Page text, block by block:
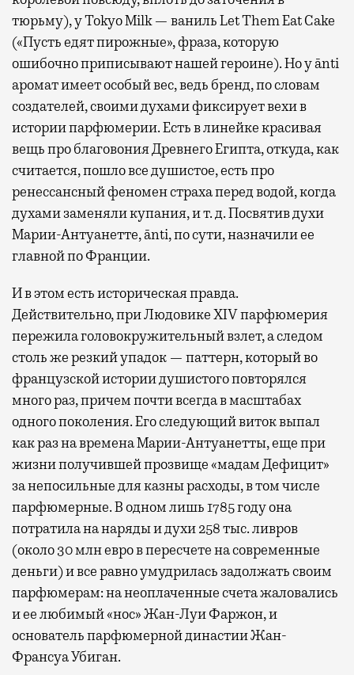
тюрьму), у Tokyo Milk — ваниль Let Them Eat Cake
(«Пусть едят пирожные», фраза, которую
ошибочно приписывают нашей героине). Но у ānti
аромат имеет особый вес, ведь бренд, по словам
создателей, своими духами фиксирует вехи в
истории парфюмерии. Есть в линейке красивая
вещь про благовония Древнего Египта, откуда, как
считается, пошло все душистое, есть про
ренессансный феномен страха перед водой, когда
духами заменяли купания, и т. д. Посвятив духи
Марии-Антуанетте, ānti, по сути, назначили ее
главной по Франции.
И в этом есть историческая правда.
Действительно, при Людовике XIV парфюмерия
пережила головокружительный взлет, а следом
столь же резкий упадок — паттерн, который во
французской истории душистого повторялся
много раз, причем почти всегда в масштабах
одного поколения. Его следующий виток выпал
как раз на времена Марии-Антуанетты, еще при
жизни получившей прозвище «мадам Дефицит»
за непосильные для казны расходы, в том числе
парфюмерные. В одном лишь 1785 году она
потратила на наряды и духи 258 тыс. ливров
(около 30 млн евро в пересчете на современные
деньги) и все равно умудрилась задолжать своим
парфюмерам: на неоплаченные счета жаловались
и ее любимый «нос» Жан-Луи Фаржон, и
основатель парфюмерной династии Жан-
Франсуа Убиган.